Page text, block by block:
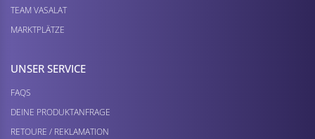
TEAM VASALAT
MARKTPLÄTZE
UNSER SERVICE
FAQS
DEINE PRODUKTANFRAGE
RETOURE / REKLAMATION